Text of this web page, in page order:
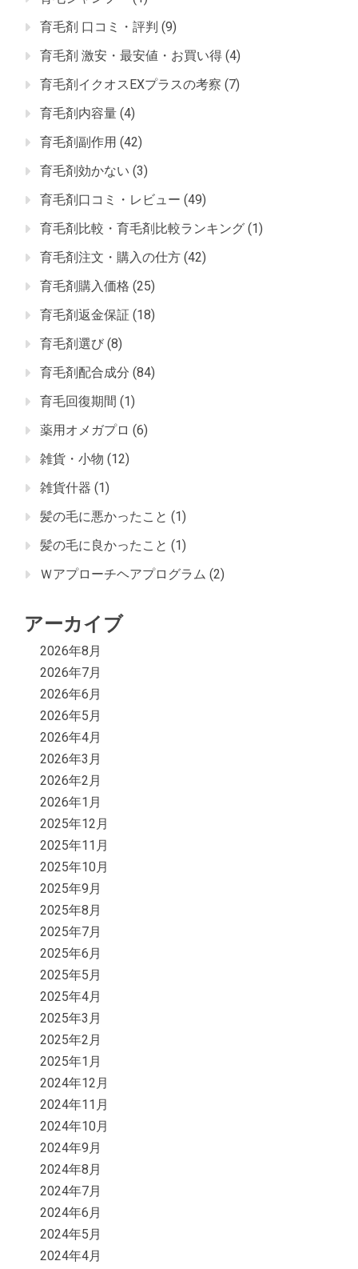
育毛剤 口コミ・評判 (9)
育毛剤 激安・最安値・お買い得 (4)
育毛剤イクオスEXプラスの考察 (7)
育毛剤内容量 (4)
育毛剤副作用 (42)
育毛剤効かない (3)
育毛剤口コミ・レビュー (49)
育毛剤比較・育毛剤比較ランキング (1)
育毛剤注文・購入の仕方 (42)
育毛剤購入価格 (25)
育毛剤返金保証 (18)
育毛剤選び (8)
育毛剤配合成分 (84)
育毛回復期間 (1)
薬用オメガプロ (6)
雑貨・小物 (12)
雑貨什器 (1)
髪の毛に悪かったこと (1)
髪の毛に良かったこと (1)
Ｗアプローチヘアプログラム (2)
アーカイブ
2026年8月
2026年7月
2026年6月
2026年5月
2026年4月
2026年3月
2026年2月
2026年1月
2025年12月
2025年11月
2025年10月
2025年9月
2025年8月
2025年7月
2025年6月
2025年5月
2025年4月
2025年3月
2025年2月
2025年1月
2024年12月
2024年11月
2024年10月
2024年9月
2024年8月
2024年7月
2024年6月
2024年5月
2024年4月